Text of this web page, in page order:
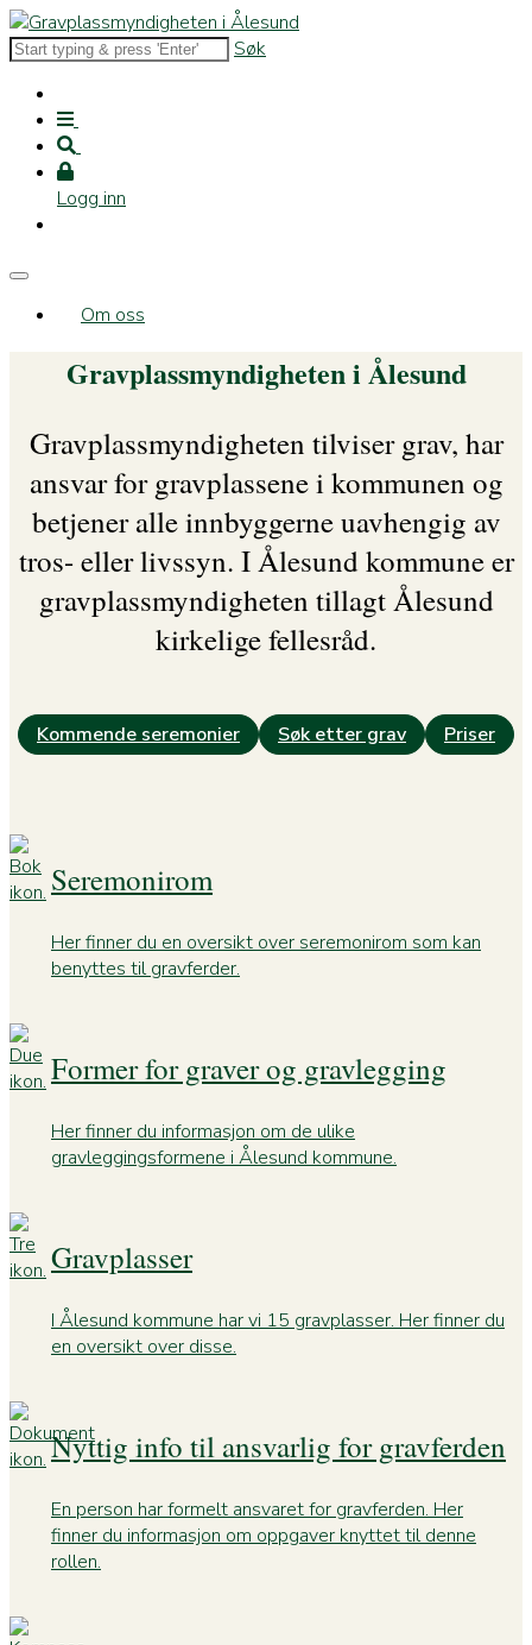
Søk
Logg inn
Om oss
Gravplassmyndigheten i Ålesund
Gravplassmyndigheten tilviser grav, har
ansvar for gravplassene i kommunen og
betjener alle innbyggerne uavhengig av
tros- eller livssyn. I Ålesund kommune er
gravplassmyndigheten tillagt Ålesund
kirkelige fellesråd.
Kommende seremonier Søk etter grav Priser
Seremonirom
Her finner du en oversikt over seremonirom som kan
benyttes til gravferder.
Former for graver og gravlegging
Her finner du informasjon om de ulike
gravleggingsformene i Ålesund kommune.
Gravplasser
I Ålesund kommune har vi 15 gravplasser. Her finner du
en oversikt over disse.
Nyttig info til ansvarlig for gravferden
En person har formelt ansvaret for gravferden. Her
finner du informasjon om oppgaver knyttet til denne
rollen.